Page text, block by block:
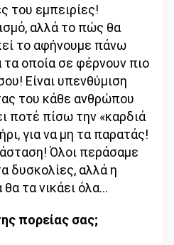
του εμπειρίες!
αλλά το πώς θα
το αφήνουμε πάνω
τα οποία σε φέρνουν πιο
Είναι υπενθύμιση
του κάθε ανθρώπου
ποτέ πίσω την «καρδιά
για να μη τα παρατάς!
Όλοι περάσαμε
δυσκολίες, αλλά η
τα νικάει όλα…
πορείας σας;